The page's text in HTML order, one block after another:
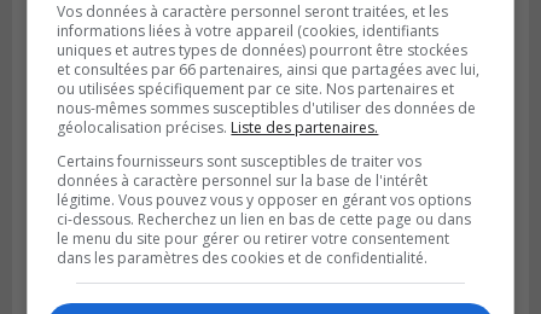
SAINT-HUBERT
Publié le 6 août 2026 à 09h39
Longueuil injecte 1,5 M$ pour moderniser
deux stations de pompage
Vos données à caractère personnel seront traitées, et les
informations liées à votre appareil (cookies, identifiants
uniques et autres types de données) pourront être stockées
et consultées par 66 partenaires, ainsi que partagées avec lui,
ou utilisées spécifiquement par ce site. Nos partenaires et
nous-mêmes sommes susceptibles d'utiliser des données de
géolocalisation précises. Liste des partenaires.
Certains fournisseurs sont susceptibles de traiter vos
données à caractère personnel sur la base de l'intérêt
légitime. Vous pouvez vous y opposer en gérant vos options
ci-dessous. Recherchez un lien en bas de cette page ou dans
le menu du site pour gérer ou retirer votre consentement
dans les paramètres des cookies et de confidentialité.